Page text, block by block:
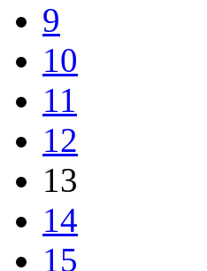
9
10
11
12
13
14
15